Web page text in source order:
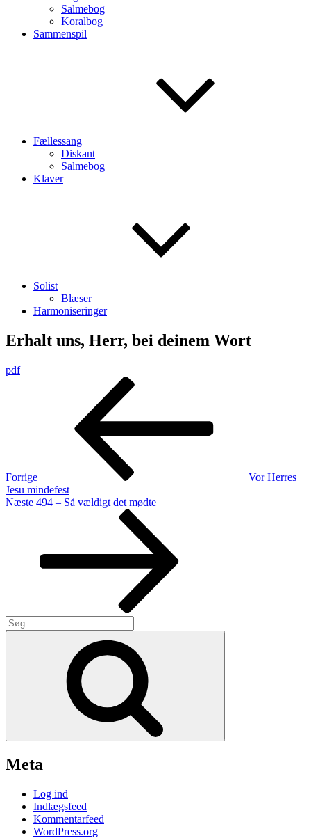
Salmebog
Koralbog
Sammenspil
Fællessang
Diskant
Salmebog
Klaver
Solist
Blæser
Harmoniseringer
Erhalt uns, Herr, bei deinem Wort
pdf
Indlægsnavigation
Forrige
Vor Herres
Jesu mindefest
Næste
Næste 494 – Så vældigt det mødte
Søg
efter:
Meta
Log ind
Indlægsfeed
Kommentarfeed
WordPress.org